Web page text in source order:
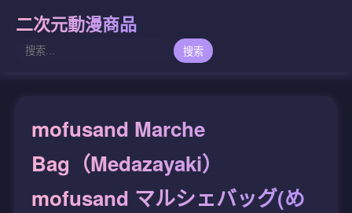
二次元動漫商品
搜索
mofusand Marche
Bag（Medazayaki）
mofusand マルシェバッグ(め